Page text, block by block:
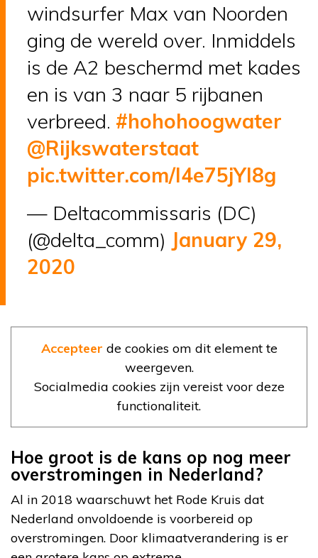
windsurfer Max van Noorden
ging de wereld over. Inmiddels
is de A2 beschermd met kades
en is van 3 naar 5 rijbanen
verbreed. #hohohoogwater
@Rijkswaterstaat
pic.twitter.com/I4e75jYI8g
— Deltacommissaris (DC)
(@delta_comm) January 29,
2020
Accepteer de cookies om dit element te
weergeven.
Socialmedia cookies zijn vereist voor deze
functionaliteit.
Hoe groot is de kans op nog meer
overstromingen in Nederland?
Al in 2018 waarschuwt het Rode Kruis dat
Nederland onvoldoende is voorbereid op
overstromingen. Door klimaatverandering is er